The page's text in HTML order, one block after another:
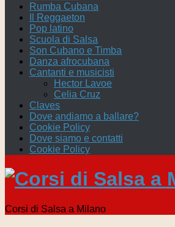
Rumba Cubana
Il Reggaeton
Pop latino
Scuola di Salsa
Son Cubano e Timba
Danza afrocubana
Cantanti e musicisti
Hector Lavoe
Celia Cruz
Claves
Dove andiamo a ballare?
Cookie Policy
Dove siamo e contatti
Cookie Policy
Corsi di Salsa a Milano